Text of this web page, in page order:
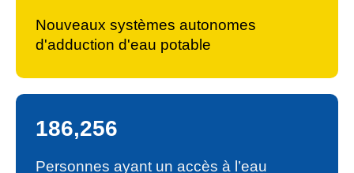
Nouveaux systèmes autonomes
d'adduction d'eau potable
200,000
Personnes ayant un accès à l’eau